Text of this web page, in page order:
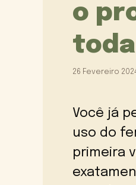
o
26 Fevereiro
Você já
uso do
primeira